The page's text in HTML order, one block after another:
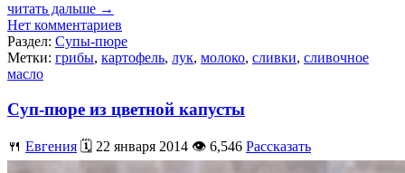
читать дальше →
Нет комментариев
Раздел: Супы-пюре
Метки: грибы, картофель, лук, молоко, сливки, сливочное
масло
Суп-пюре из цветной капусты
🍴 Евгения 🗓️ 22 января 2014 👁️ 6,546 Рассказать